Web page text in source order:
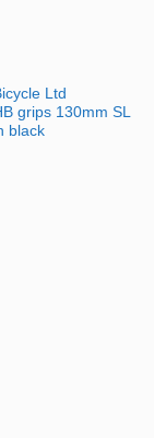
Ltd
grips 130mm SL
black